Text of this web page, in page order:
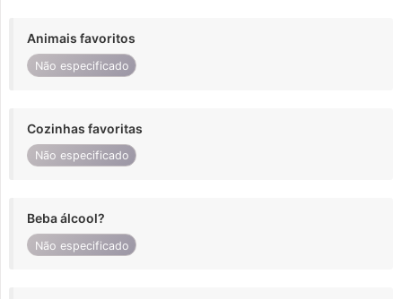
Animais favoritos
Não especificado
Cozinhas favoritas
Não especificado
Beba álcool?
Não especificado